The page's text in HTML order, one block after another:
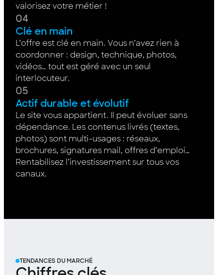
valorisez votre métier !
04
Clé en main
L’offre est clé en main. Vous n’avez rien à
coordonner : design, technique, photos,
vidéos… tout est géré avec un seul
interlocuteur.
05
Actif durable et évolutif
Le site vous appartient. Il peut évoluer sans
dépendance. Les contenus livrés (textes,
photos) sont multi-usages : réseaux,
brochures, signatures mail, offres d’emploi…
Rentabilisez l’investissement sur tous vos
canaux.
TENDANCES DU MARCHÉ